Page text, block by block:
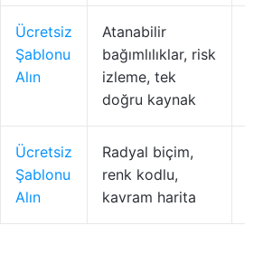
Ücretsiz
Şablonu
Alın
Atanabilir
bağımlılıklar, risk
izleme, tek
doğru kaynak
Ücretsiz
Şablonu
Alın
Radyal biçim,
renk kodlu,
kavram harita